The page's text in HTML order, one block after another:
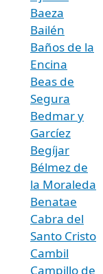
Baeza
Bailén
Baños de la
Encina
Beas de
Segura
Bedmar y
Garcíez
Begíjar
Bélmez de
la Moraleda
Benatae
Cabra del
Santo Cristo
Cambil
Campillo de